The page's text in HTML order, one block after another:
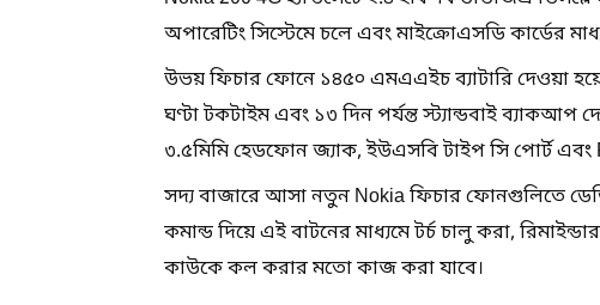
অপারেটিং সিস্টেমে চলে এবং মাইক্রোএসডি কার্ডের
উভয় ফিচার ফোনে ১৪৫০ এমএএইচ ব্যাটারি দেওয়া
ঘণ্টা টকটাইম এবং ১৩ দিন পর্যন্ত স্ট্যান্ডবাই ব্যাকআপ
৩.৫মিমি হেডফোন জ্যাক, ইউএসবি টাইপ সি পোর্ট এবং
সদ্য বাজারে আসা নতুন Nokia ফিচার ফোনগুলিতে
কমান্ড দিয়ে এই বাটনের মাধ্যমে টর্চ চালু করা,
কাউকে কল করার মতো কাজ করা যাবে।